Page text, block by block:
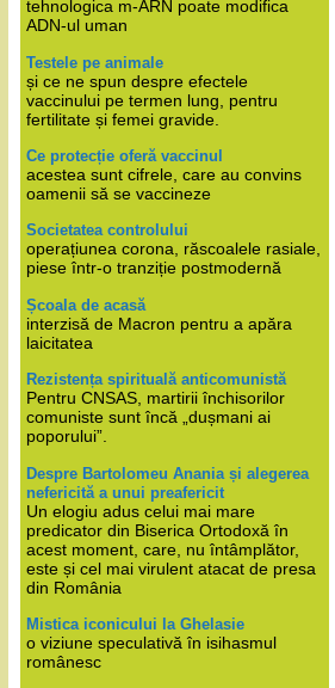
tehnologica m-ARN poate modifica
ADN-ul uman
Testele pe animale
și ce ne spun despre efectele
vaccinului pe termen lung, pentru
fertilitate și femei gravide.
Ce protecție oferă vaccinul
acestea sunt cifrele, care au convins
oamenii să se vaccineze
Societatea controlului
operațiunea corona, răscoalele rasiale,
piese într-o tranziție postmodernă
Școala de acasă
interzisă de Macron pentru a apăra
laicitatea
Rezistența spirituală anticomunistă
Pentru CNSAS, martirii închisorilor
comuniste sunt încă „dușmani ai
poporului”.
Despre Bartolomeu Anania și alegerea
nefericită a unui preafericit
Un elogiu adus celui mai mare
predicator din Biserica Ortodoxă în
acest moment, care, nu întâmplător,
este și cel mai virulent atacat de presa
din România
Mistica iconicului la Ghelasie
o viziune speculativă în isihasmul
românesc